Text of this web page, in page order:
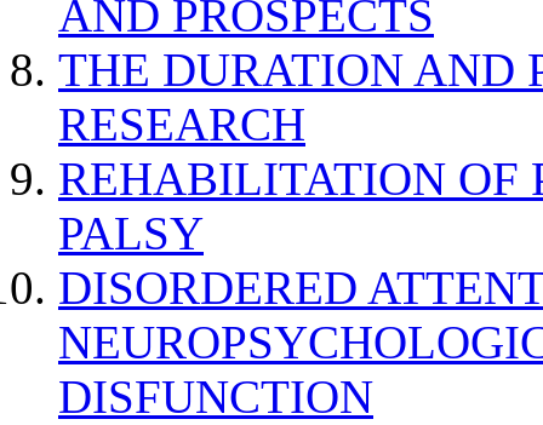
AND PROSPECTS
THE DURATION AND
RESEARCH
REHABILITATION OF
PALSY
DISORDERED
DISFUNCTION